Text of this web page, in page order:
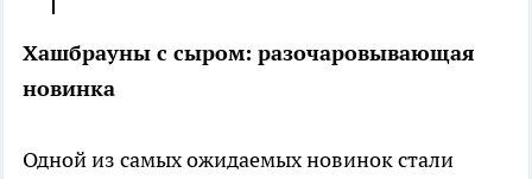
Хашбрауны с сыром: разочаровывающая
новинка
Одной из самых ожидаемых новинок стали